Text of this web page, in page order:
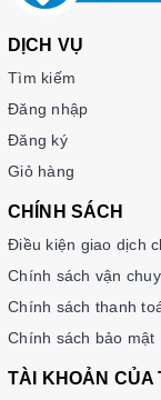
DỊCH VỤ
Tìm kiếm
Đăng nhập
Đăng ký
Giỏ hàng
CHÍNH SÁCH
Điều kiện giao dịch
Chính sách vận
Chính sách thanh
Chính sách bảo mật
TÀI KHOẢN CỦA